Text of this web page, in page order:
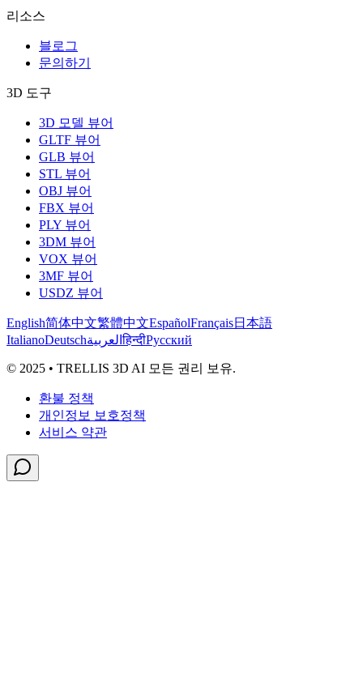
리소스
블로그
문의하기
3D 도구
3D 모델 뷰어
GLTF 뷰어
GLB 뷰어
STL 뷰어
OBJ 뷰어
FBX 뷰어
PLY 뷰어
3DM 뷰어
VOX 뷰어
3MF 뷰어
USDZ 뷰어
English简体中文繁體中文EspañolFrançais日本語
ItalianoDeutschالعربيةहिन्दीРусский
© 2025 • TRELLIS 3D AI 모든 권리 보유.
환불 정책
개인정보 보호정책
서비스 약관